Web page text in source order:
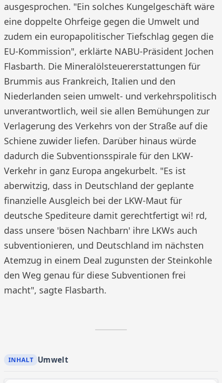
ausgesprochen. "Ein solches Kungelgeschäft wäre
eine doppelte Ohrfeige gegen die Umwelt und
zudem ein europapolitischer Tiefschlag gegen die
EU-Kommission", erklärte NABU-Präsident Jochen
Flasbarth. Die Mineralölsteuererstattungen für
Brummis aus Frankreich, Italien und den
Niederlanden seien umwelt- und verkehrspolitisch
unverantwortlich, weil sie allen Bemühungen zur
Verlagerung des Verkehrs von der Straße auf die
Schiene zuwider liefen. Darüber hinaus würde
dadurch die Subventionsspirale für den LKW-
Verkehr in ganz Europa angekurbelt. "Es ist
aberwitzig, dass in Deutschland der geplante
finanzielle Ausgleich bei der LKW-Maut für
deutsche Spediteure damit gerechtfertigt wi! rd,
dass unsere 'bösen Nachbarn' ihre LKWs auch
subventionieren, und Deutschland im nächsten
Atemzug in einem Deal zugunsten der Steinkohle
den Weg genau für diese Subventionen frei
macht", sagte Flasbarth.
Umwelt